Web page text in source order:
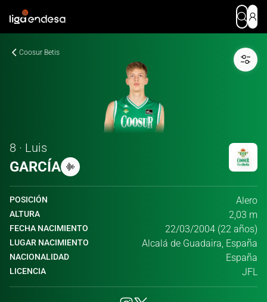
Coosur Betis
8 · Luis
GARCÍA
POSICIÓN Alero
ALTURA 2,03 m
FECHA NACIMIENTO 22/03/2004 (22 años)
LUGAR NACIMIENTO Alcalá de Guadaira, España
NACIONALIDAD España
LICENCIA JFL